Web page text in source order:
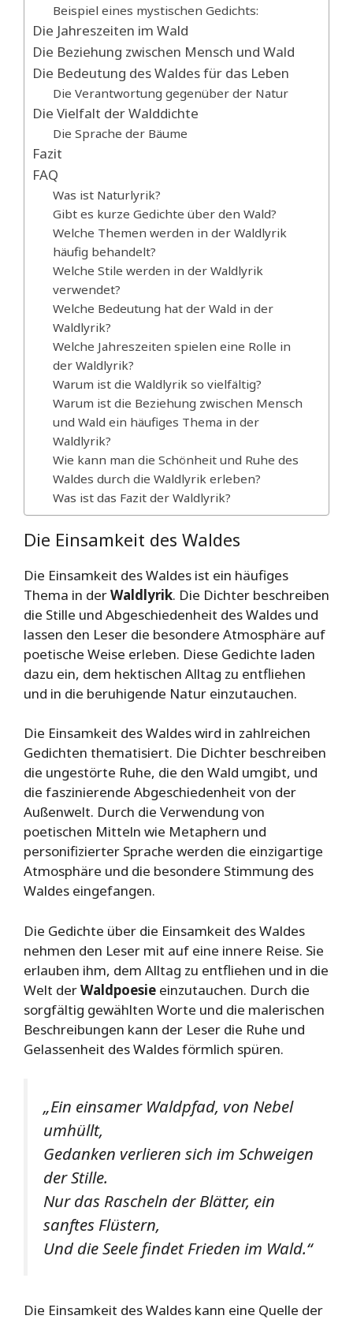
Beispiel eines mystischen Gedichts:
Die Jahreszeiten im Wald
Die Beziehung zwischen Mensch und Wald
Die Bedeutung des Waldes für das Leben
Die Verantwortung gegenüber der Natur
Die Vielfalt der Walddichte
Die Sprache der Bäume
Fazit
FAQ
Was ist Naturlyrik?
Gibt es kurze Gedichte über den Wald?
Welche Themen werden in der Waldlyrik
häufig behandelt?
Welche Stile werden in der Waldlyrik
verwendet?
Welche Bedeutung hat der Wald in der
Waldlyrik?
Welche Jahreszeiten spielen eine Rolle in
der Waldlyrik?
Warum ist die Waldlyrik so vielfältig?
Warum ist die Beziehung zwischen Mensch
und Wald ein häufiges Thema in der
Waldlyrik?
Wie kann man die Schönheit und Ruhe des
Waldes durch die Waldlyrik erleben?
Was ist das Fazit der Waldlyrik?
Die Einsamkeit des Waldes
Die Einsamkeit des Waldes ist ein häufiges
Thema in derWaldlyrik. Die Dichter beschreiben
die Stille und Abgeschiedenheit des Waldes und
lassen den Leser die besondere Atmosphäre auf
poetische Weise erleben. Diese Gedichte laden
dazu ein, dem hektischen Alltag zu entfliehen
und in die beruhigende Natur einzutauchen.
Die Einsamkeit des Waldes wird in zahlreichen
Gedichten thematisiert. Die Dichter beschreiben
die ungestörte Ruhe, die den Wald umgibt, und
die faszinierende Abgeschiedenheit von der
Außenwelt. Durch die Verwendung von
poetischen Mitteln wie Metaphern und
personifizierter Sprache werden die einzigartige
Atmosphäre und die besondere Stimmung des
Waldes eingefangen.
Die Gedichte über die Einsamkeit des Waldes
nehmen den Leser mit auf eine innere Reise. Sie
erlauben ihm, dem Alltag zu entfliehen und in die
Welt derWaldpoesie einzutauchen. Durch die
sorgfältig gewählten Worte und die malerischen
Beschreibungen kann der Leser die Ruhe und
Gelassenheit des Waldes förmlich spüren.
„Ein einsamer Waldpfad, von Nebel
umhüllt,
Gedanken verlieren sich im Schweigen
der Stille.
Nur das Rascheln der Blätter, ein
sanftes Flüstern,
Und die Seele findet Frieden im Wald.“
Die Einsamkeit des Waldes kann eine Quelle der